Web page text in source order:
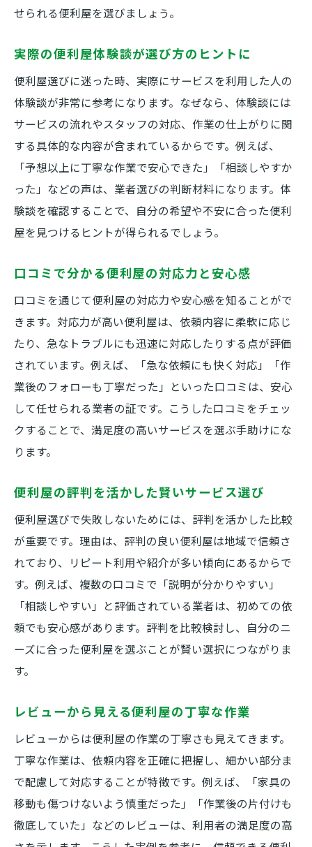
便利屋選びは実際の体験談が参考に
利用者の体験談で便利屋の実力を知る
便利屋のリアルな体験談が信頼につながる
体験談から学ぶ便利屋選びの注意点
便利屋のサービス向上に体験談を活用
信頼できる便利屋を口コミから探す方法
口コミを活用した便利屋探しのコツ
信頼できる便利屋を見極めるポイント
便利屋の口コミで安心感を確認しよう
便利屋の口コミを比較して納得の選択
上田市や小川村で注目の便利屋レビュー
上田市で評判の便利屋レビューを紹介
小川村で信頼できる便利屋の口コミ例
地域で選ばれる便利屋のレビュー活用法
便利屋レビューで地域密着型サービスを知
せられる便利屋を選びましょう。
実際の便利屋体験談が選び方のヒントに
便利屋選びに迷った時、実際にサービスを利用した人の
体験談が非常に参考になります。なぜなら、体験談には
サービスの流れやスタッフの対応、作業の仕上がりに関
する具体的な内容が含まれているからです。例えば、
「予想以上に丁寧な作業で安心できた」「相談しやすか
った」などの声は、業者選びの判断材料になります。体
験談を確認することで、自分の希望や不安に合った便利
屋を見つけるヒントが得られるでしょう。
口コミで分かる便利屋の対応力と安心感
口コミを通じて便利屋の対応力や安心感を知ることがで
きます。対応力が高い便利屋は、依頼内容に柔軟に応じ
たり、急なトラブルにも迅速に対応したりする点が評価
されています。例えば、「急な依頼にも快く対応」「作
業後のフォローも丁寧だった」といった口コミは、安心
して任せられる業者の証です。こうした口コミをチェッ
クすることで、満足度の高いサービスを選ぶ手助けにな
ります。
便利屋の評判を活かした賢いサービス選び
便利屋選びで失敗しないためには、評判を活かした比較
が重要です。理由は、評判の良い便利屋は地域で信頼さ
れており、リピート利用や紹介が多い傾向にあるからで
す。例えば、複数の口コミで「説明が分かりやすい」
「相談しやすい」と評価されている業者は、初めての依
頼でも安心感があります。評判を比較検討し、自分のニ
ーズに合った便利屋を選ぶことが賢い選択につながりま
す。
レビューから見える便利屋の丁寧な作業
レビューからは便利屋の作業の丁寧さも見えてきます。
丁寧な作業は、依頼内容を正確に把握し、細かい部分ま
で配慮して対応することが特徴です。例えば、「家具の
移動も傷つけないよう慎重だった」「作業後の片付けも
徹底していた」などのレビューは、利用者の満足度の高